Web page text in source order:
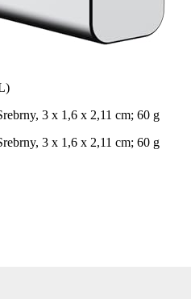
‎3 x 1,6 x 2,11 cm; 60 g
‎3 x 1,6 x 2,11 cm; 60 g